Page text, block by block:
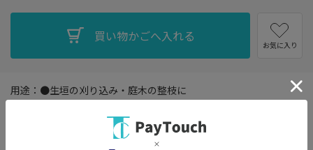
お気に入り
用途：●生垣の刈り込み・庭木の整枝に
き ●充電残量表示機能付き ●両刃駆動ステンレスブレー
ド！サビに強いステンレス製 ●チップレシーバー付き！刈り取